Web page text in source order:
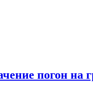
погон на